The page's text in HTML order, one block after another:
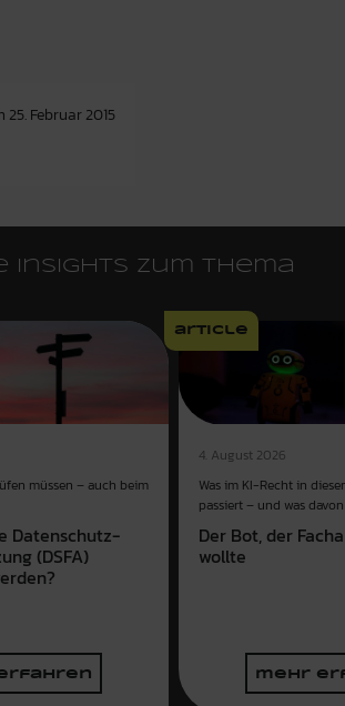
25. Februar 2015
Insights zum Thema
müssen – auch beim
Datenschutz-
(DSFA)
article
4. August 2026
Was im KI-Recht in
passiert – und was
Der Bot, der
wollte
mehr